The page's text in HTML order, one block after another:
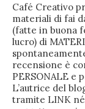
Café Creativo
materiali di fai
(fatte in buona
lucro) di
recensione è
PERSONALE e
L’autrice del
tramite LINK